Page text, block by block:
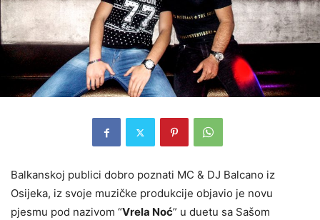
Balkanskoj publici dobro poznati MC & DJ Balcano iz
Osijeka, iz svoje muzičke produkcije objavio je novu
pjesmu pod nazivom “Vrela Noć” u duetu sa Sašom